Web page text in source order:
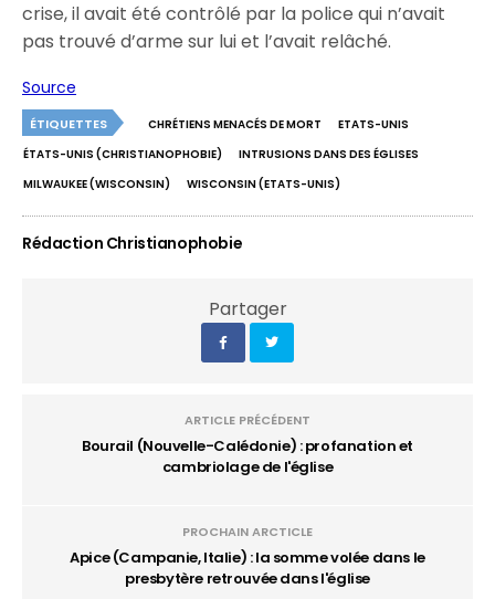
crise, il avait été contrôlé par la police qui n’avait
pas trouvé d’arme sur lui et l’avait relâché.
Source
ÉTIQUETTES CHRÉTIENS MENACÉS DE MORT
ETATS-UNIS
ÉTATS-UNIS (CHRISTIANOPHOBIE)
INTRUSIONS DANS DES ÉGLISES
MILWAUKEE (WISCONSIN)
WISCONSIN (ETATS-UNIS)
Rédaction Christianophobie
Partager
ARTICLE PRÉCÉDENT
Bourail (Nouvelle-Calédonie) : profanation et
cambriolage de l'église
PROCHAIN ARCTICLE
Apice (Campanie, Italie) : la somme volée dans le
presbytère retrouvée dans l'église